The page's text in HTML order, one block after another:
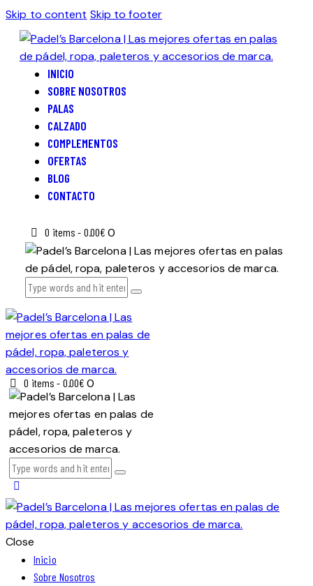
Skip to content Skip to footer
INICIO
SOBRE NOSOTROS
PALAS
CALZADO
COMPLEMENTOS
OFERTAS
BLOG
CONTACTO
0 items - 0.00€ 0
0 items - 0.00€ 0
Close
Inicio
Sobre Nosotros